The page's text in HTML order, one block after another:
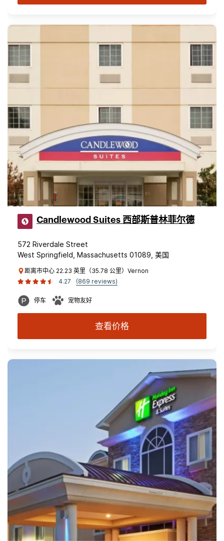
Candlewood Suites 西部斯普林菲尔德
572 Riverdale Street
West Springfield, Massachusetts 01089, 美国
距离市中心 22.23 英里（35.78 公里）Vernon
4.27
(869 reviews)
停车 宠物友好
查看价格